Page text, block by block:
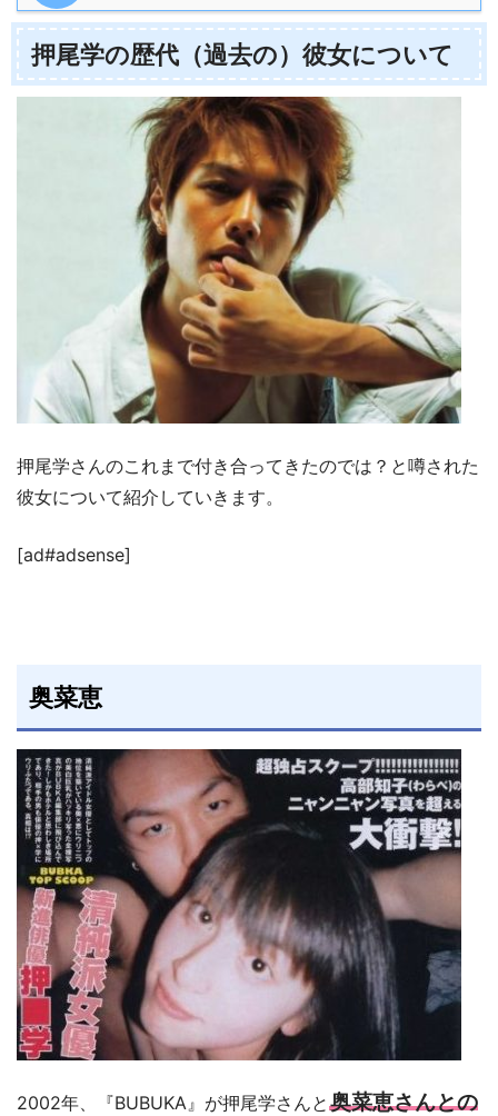
押尾学の歴代（過去の）彼女について
押尾学さんのこれまで付き合ってきたのでは？と噂された
彼女について紹介していきます。
[ad#adsense]
奥菜恵
2002年、『BUBUKA』が押尾学さんと 奥菜恵さんとの